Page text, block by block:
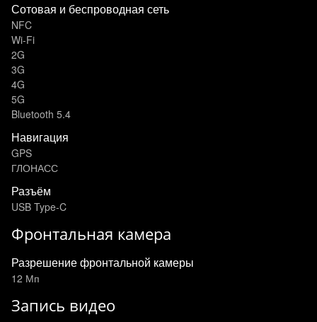
Сотовая и беспроводная сеть
NFC
Wi-Fi
2G
3G
4G
5G
Bluetooth 5.4
Навигация
GPS
ГЛОНАСС
Разъём
USB Type-C
Фронтальная камера
Разрешение фронтальной камеры
12 Мп
Запись видео